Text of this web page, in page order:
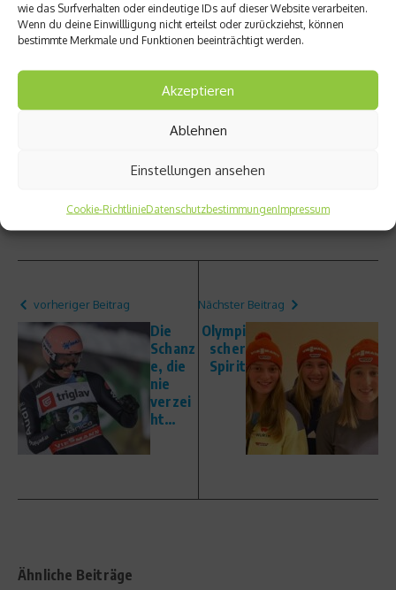
wie das Surfverhalten oder eindeutige IDs auf dieser Website verarbeiten.
Wenn du deine Einwillligung nicht erteilst oder zurückziehst, können
bestimmte Merkmale und Funktionen beeinträchtigt werden.
Akzeptieren
Ablehnen
Einstellungen ansehen
Cookie-RichtlinieDatenschutzbestimmungenImpressum
die ich aufbauen kann.
kommen.
Beitrag teilen
vorheriger Beitrag
Die
Schanz
e, die
nie
verzei
ht…
Nächster Beitrag
Olympi
scher
Spirit
Ähnliche Beiträge